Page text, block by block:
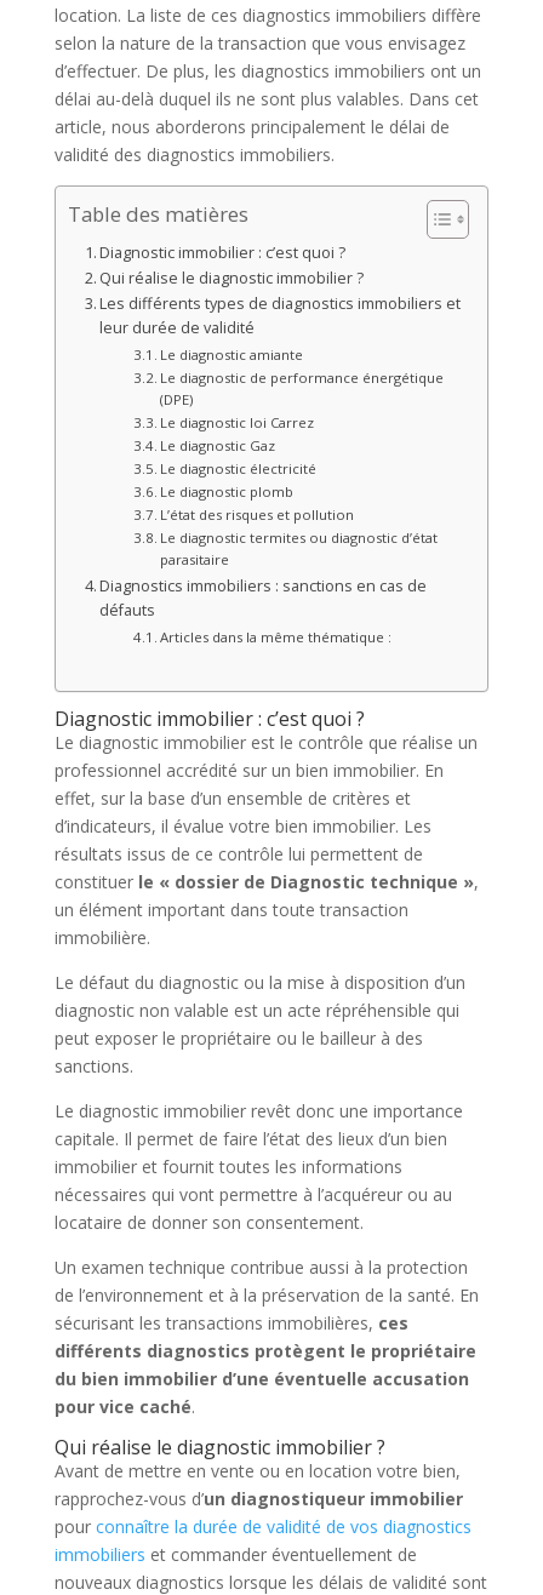
location. La liste de ces diagnostics immobiliers diffère
selon la nature de la transaction que vous envisagez
d’effectuer. De plus, les diagnostics immobiliers ont un
délai au-delà duquel ils ne sont plus valables. Dans cet
article, nous aborderons principalement le délai de
validité des diagnostics immobiliers.
Table des matières
Diagnostic immobilier : c’est quoi ?
Qui réalise le diagnostic immobilier ?
Les différents types de diagnostics immobiliers et
leur durée de validité
Le diagnostic amiante
Le diagnostic de performance énergétique
(DPE)
Le diagnostic loi Carrez
Le diagnostic Gaz
Le diagnostic électricité
Le diagnostic plomb
L’état des risques et pollution
Le diagnostic termites ou diagnostic d’état
parasitaire
Diagnostics immobiliers : sanctions en cas de
défauts
Articles dans la même thématique :
Diagnostic immobilier : c’est quoi ?
Le diagnostic immobilier est le contrôle que réalise un
professionnel accrédité sur un bien immobilier. En
effet, sur la base d’un ensemble de critères et
d’indicateurs, il évalue votre bien immobilier. Les
résultats issus de ce contrôle lui permettent de
constituer le « dossier de Diagnostic technique »,
un élément important dans toute transaction
immobilière.
Le défaut du diagnostic ou la mise à disposition d’un
diagnostic non valable est un acte répréhensible qui
peut exposer le propriétaire ou le bailleur à des
sanctions.
Le diagnostic immobilier revêt donc une importance
capitale. Il permet de faire l’état des lieux d’un bien
immobilier et fournit toutes les informations
nécessaires qui vont permettre à l’acquéreur ou au
locataire de donner son consentement.
Un examen technique contribue aussi à la protection
de l’environnement et à la préservation de la santé. En
sécurisant les transactions immobilières, ces
différents diagnostics protègent le propriétaire
du bien immobilier d’une éventuelle accusation
pour vice caché.
Qui réalise le diagnostic immobilier ?
Avant de mettre en vente ou en location votre bien,
rapprochez-vous d’un diagnostiqueur immobilier
pour connaître la durée de validité de vos diagnostics
immobiliers et commander éventuellement de
nouveaux diagnostics lorsque les délais de validité sont